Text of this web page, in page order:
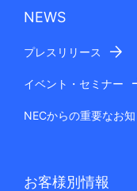
NEWS
プレスリリース
イベント・セミナー
NECからの重要なお
お客様別情報